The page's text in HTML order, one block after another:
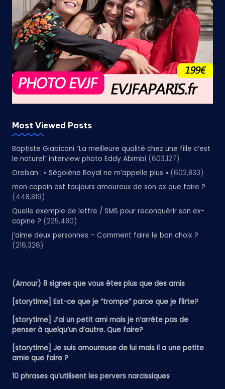
Most Viewed Posts
Baptiste Giabiconi “La meilleure qualité chez une fille c’est
le naturel” interview photo Eddy Abimbi (603,127)
Orelsan : « Ségolène Royal ne m’appelle plus » (602,833)
mon copain est toujours amoureux de son ex que faire ?
(448,819)
Quelle exemple de lettre / SMS pour reconquérir son ex-
copine ? (225,480)
j’aime deux personnes – Comment faire le bon choix ?
(216,326)
(Amour) 8 signes que vous êtes plus que des amis
[storytime] Est-ce que je “trompe” parce que je flirte?
[storytime] J’ai un petit ami mais je n’arrête pas de
penser à quelqu’un d’autre. Que faire?
[storytime] Je suis amoureuse de lui mais il a une petite
amie que faire ?
10 phrases qu’utilisent les pervers narcissiques